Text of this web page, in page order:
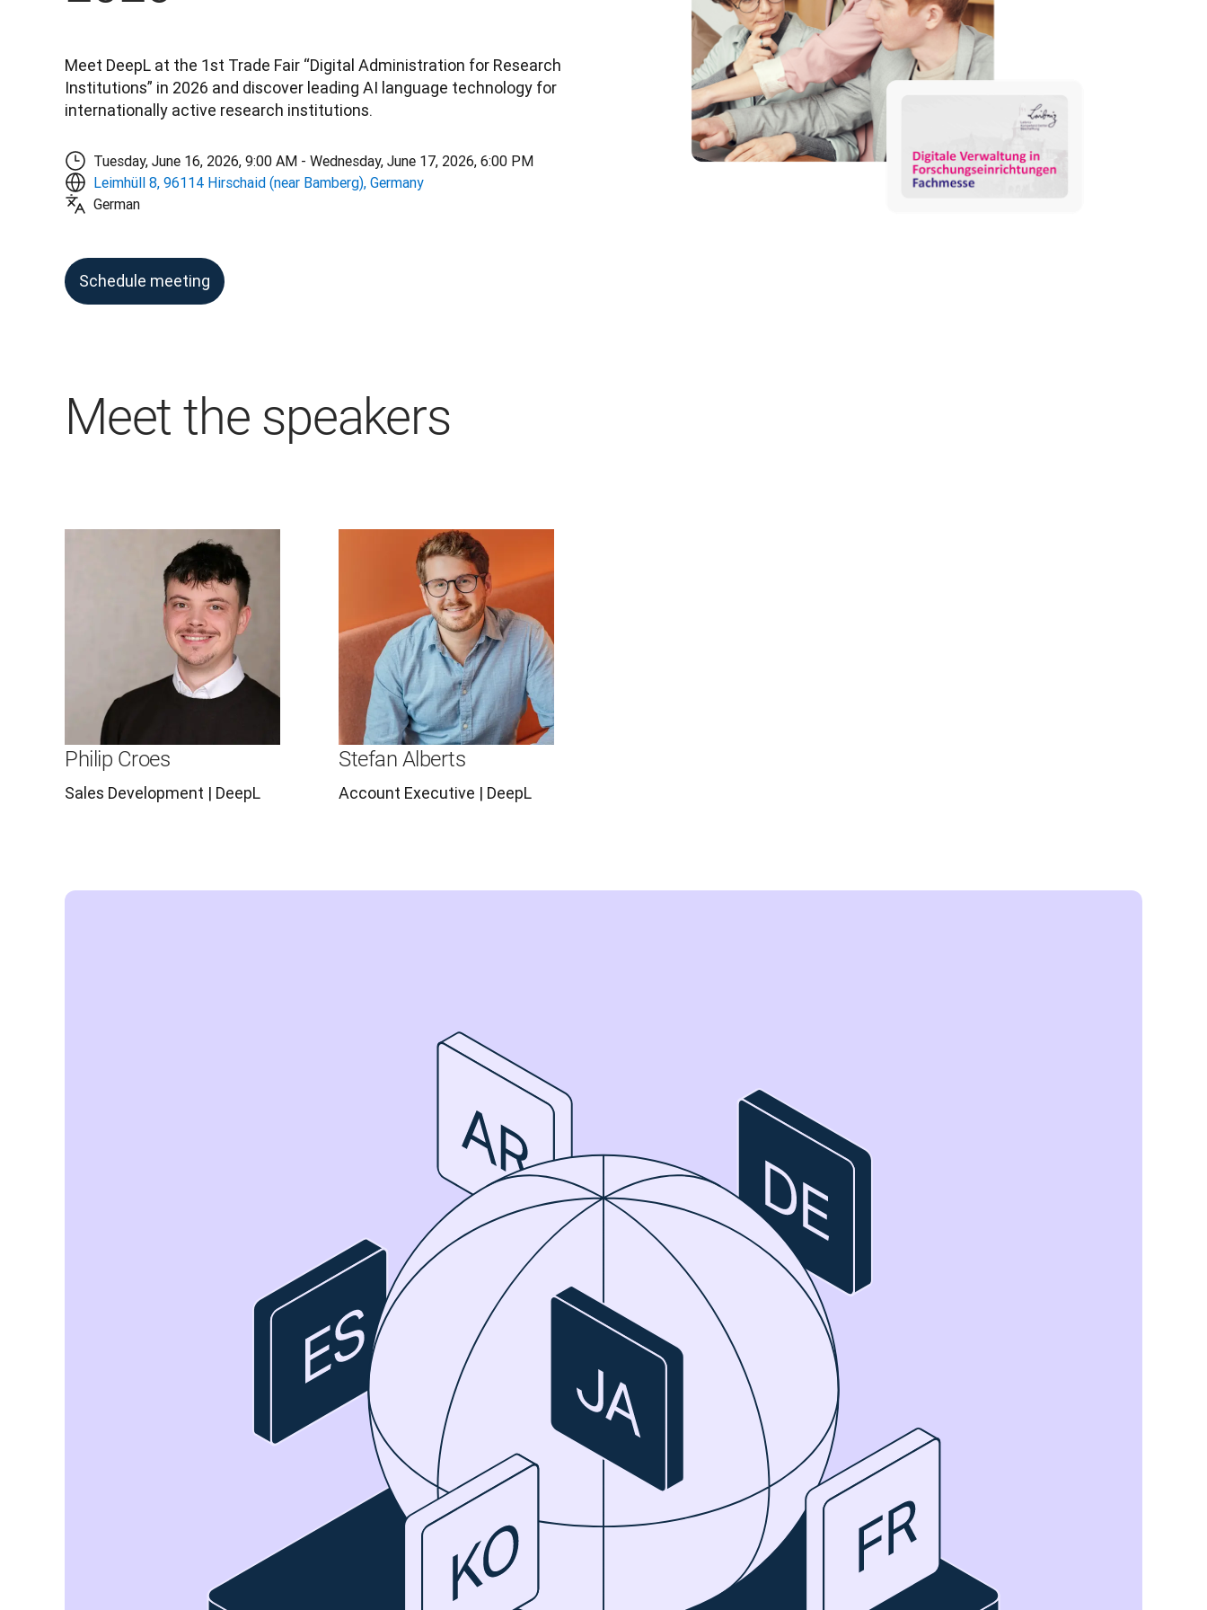
Meet DeepL at the 1st Trade Fair “Digital Administration for Research
Institutions” in 2026 and discover leading AI language technology for
internationally active research institutions.
Tuesday, June 16, 2026, 9:00 AM - Wednesday, June 17, 2026, 6:00 PM
Leimhüll 8, 96114 Hirschaid (near Bamberg), Germany
German
Schedule meeting
Meet the speakers
Philip Croes
Sales Development | DeepL
Stefan Alberts
Account Executive | DeepL